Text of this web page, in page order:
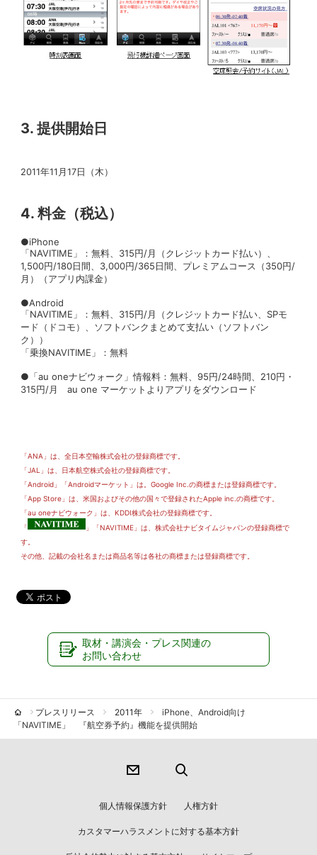
3. 提供開始日
2011年11月17日（木）
4. 料金（税込）
●iPhone
「NAVITIME」：無料、315円/月（クレジットカード払い）、
1,500円/180日間、3,000円/365日間、プレミアムコース（350円/
月）（アプリ内課金）
●Android
「NAVITIME」：無料、315円/月（クレジットカード払い、SPモ
ード（ドコモ）、ソフトバンクまとめて支払い（ソフトバン
ク））
「乗換NAVITIME」：無料
●「au oneナビウォーク」情報料：無料、95円/24時間、210円・
315円/月 au one マーケットよりアプリをダウンロード
「ANA」は、全日本空輸株式会社の登録商標です。
「JAL」は、日本航空株式会社の登録商標です。
「Android」「Androidマーケット」は。Google Inc.の商標または登録商標です。
「App Store」は、米国およびその他の国々で登録されたApple inc.の商標です。
「au oneナビウォーク」は、KDDI株式会社の登録商標です。
「
」「NAVITIME」は、株式会社ナビタイムジャパンの登録商標で
す。
その他、記載の会社名または商品名等は各社の商標または登録商標です。
取材・講演会・プレス関連の
お問い合わせ
プレスリリース 2011年
iPhone、Android向け
「NAVITIME」 『航空券予約』機能を提供開始
個人情報保護方針 人権方針
カスタマーハラスメントに対する基本方針